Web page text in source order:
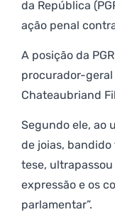
da República
ação penal
A posição da
procurador-
Chateaubriand
Segundo ele, ao
de joias, bandido
tese,
expressão e os
parlamentar”.